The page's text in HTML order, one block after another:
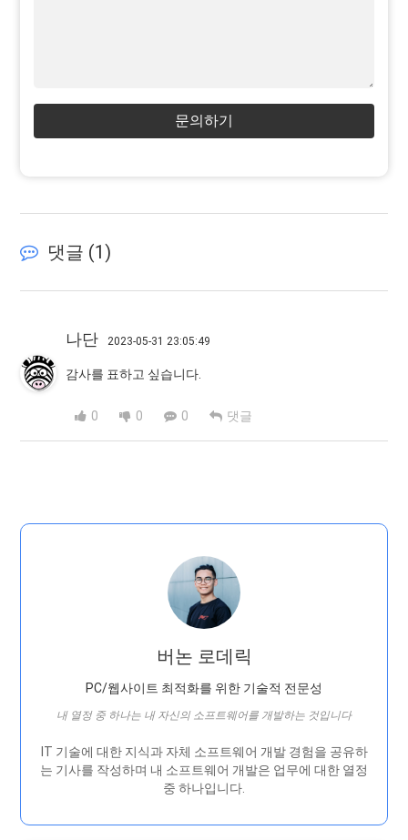
문의하기
댓글 (1)
나단 2023-05-31 23:05:49
감사를 표하고 싶습니다.
0 0 0 댓글
버논 로데릭
PC/웹사이트 최적화를 위한 기술적 전문성
내 열정 중 하나는 내 자신의 소프트웨어를 개발하는 것입니다
IT 기술에 대한 지식과 자체 소프트웨어 개발 경험을 공유하
는 기사를 작성하며 내 소프트웨어 개발은 ​​업무에 대한 열정
중 하나입니다.